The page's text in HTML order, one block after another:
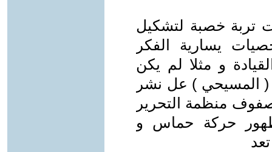
تربة خصبة لتشكيل
يسارية الفكر
و مثلا لم يكن
( المسيحي ) عل نشر
صفوف منظمة التحرير
سنة 1979 قبل ظهور حركة حماس و